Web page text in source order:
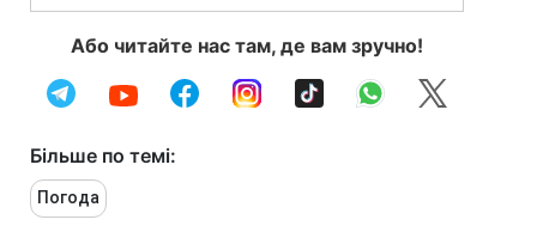
Або читайте нас там, де вам зручно!
Більше по темі:
Погода